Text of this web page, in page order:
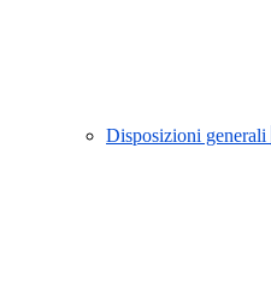
Disposizioni generali